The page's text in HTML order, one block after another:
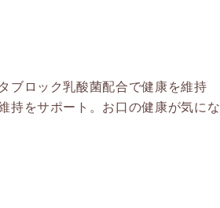
ブロック乳酸菌配合で健康を維持
持をサポート。お口の健康が気にな